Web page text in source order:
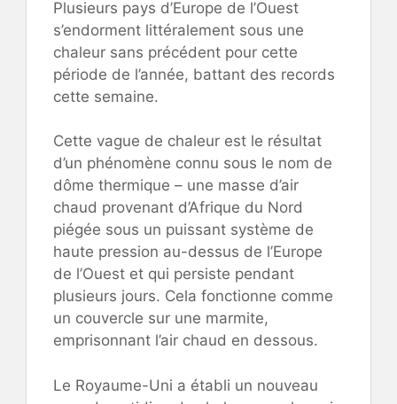
Plusieurs pays d’Europe de l’Ouest
s’endorment littéralement sous une
chaleur sans précédent pour cette
période de l’année, battant des records
cette semaine.
Cette vague de chaleur est le résultat
d’un phénomène connu sous le nom de
dôme thermique – une masse d’air
chaud provenant d’Afrique du Nord
piégée sous un puissant système de
haute pression au-dessus de l’Europe
de l’Ouest et qui persiste pendant
plusieurs jours. Cela fonctionne comme
un couvercle sur une marmite,
emprisonnant l’air chaud en dessous.
Le Royaume-Uni a établi un nouveau